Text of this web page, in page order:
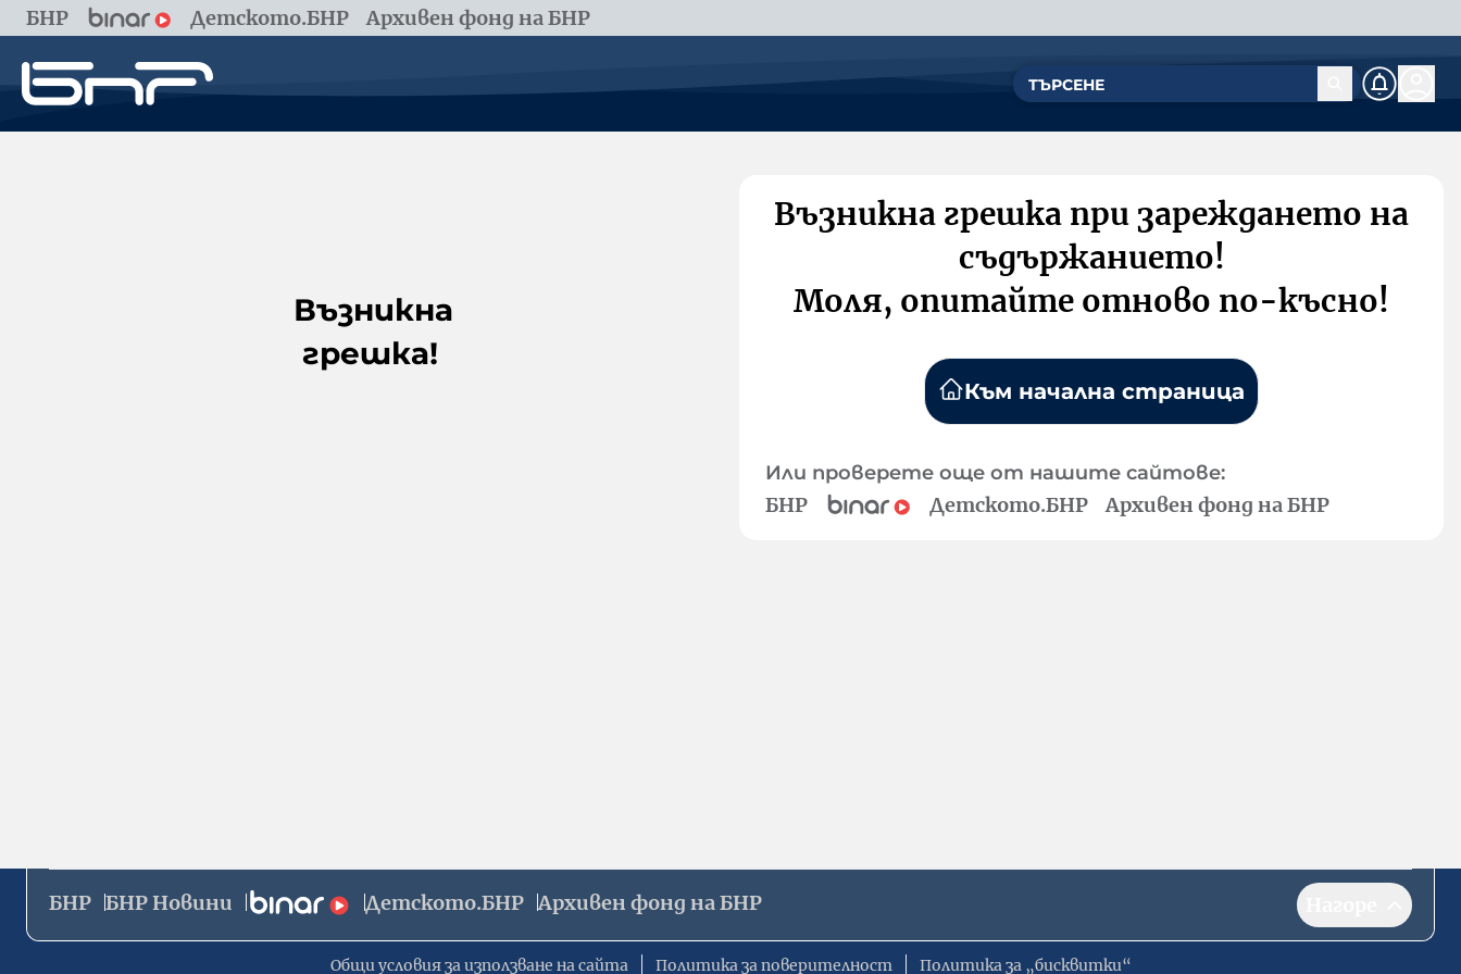
БНР Детското.БНР Архивен фонд на БНР
Възникна
грешка!
Възникна грешка при зареждането на
съдържанието!
Моля, опитайте отново по-късно!
Към начална страница
Или проверете още от нашите сайтове:
БНР Детското.БНР Архивен фонд на БНР
БНР БНР Новини Детското.БНР Архивен фонд на БНР
Общи условия за използване на сайта Политика за поверителност Политика за „бисквитки“